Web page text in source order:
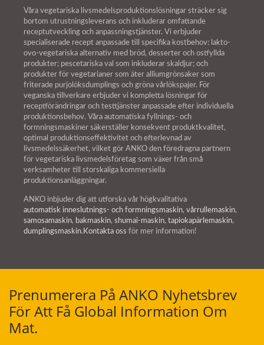
Våra vegetariska livsmedelsproduktionslösningar sträcker sig
bortom utrustningsleverans och inkluderar omfattande
receptutveckling och anpassningstjänster. Vi erbjuder
specialiserade recept anpassade till specifika kostbehov: lakto-
ovo-vegetariska alternativ med bröd, desserter och ostfyllda
produkter; pescetariska val som inkluderar skaldjur; och
produkter för vegetarianer som äter alliumgrönsaker som
friterade purjolöksdumplings och gröna vårlökspajer. För
veganska tillverkare erbjuder vi kompletta lösningar för
receptförändringar och testtjänster anpassade efter individuella
produktionsbehov. Våra automatiska fyllnings- och
formningsmaskiner säkerställer konsekvent produktkvalitet,
optimal produktionseffektivitet och efterlevnad av
livsmedelssäkerhet, vilket gör ANKO den föredragna partnern
för vegetariska livsmedelsföretag som växer från små
verksamheter till storskaliga kommersiella
produktionsanläggningar.
ANKO inbjuder dig att utforska vår högkvalitativa
automatisk inneslutnings- och formningsmaskin, vårrullemaskin,
samosamaskin, bakmaskin, shumai-maskin, tapiokapärlemaskin,
dumplingsmaskin.Kontakta oss för mer information!
Prenumerera På ANKO Nyhetsbrev
För Att Få Global Information Om
Mat.